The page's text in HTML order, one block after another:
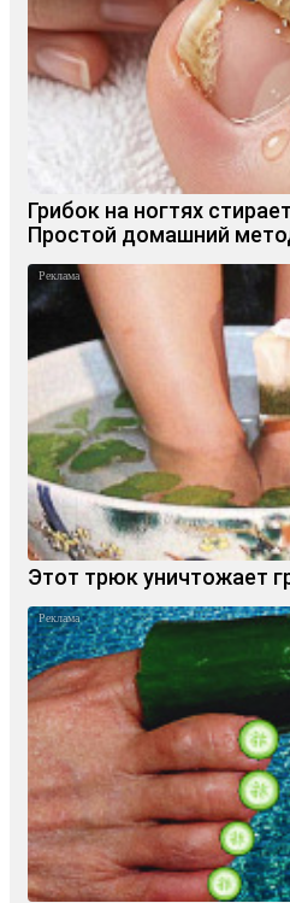
Грибок на ногтях
Простой домашний
Этот трюк уничтожает